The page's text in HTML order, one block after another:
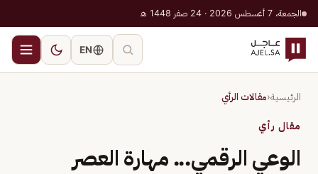
الجمعة، 7 أغسطس 2026 · 24 صفر 1448 هـ
EN
الرئيسية‹مقالات الرأي
مقال رأي
الوعي الرقمي... مهارة العصر